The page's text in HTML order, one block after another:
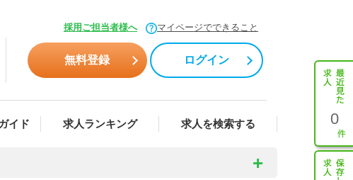
採用ご担当者様へ マイページでできること
無料登録 ログイン
イド 求人ランキング 求人を検索する 0